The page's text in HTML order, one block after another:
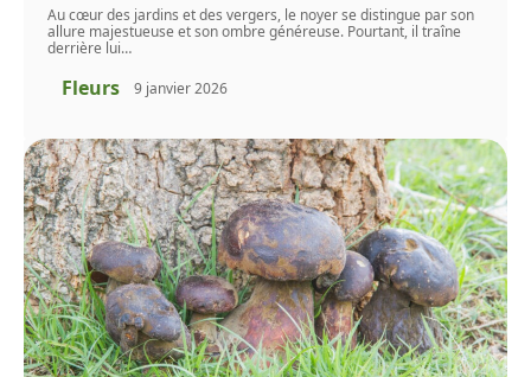
Au cœur des jardins et des vergers, le noyer se distingue par son
allure majestueuse et son ombre généreuse. Pourtant, il traîne
derrière lui…
Fleurs 9 janvier 2026